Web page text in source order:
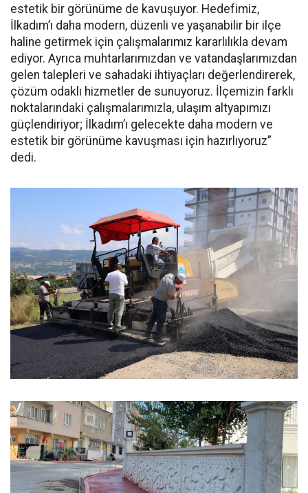
estetik bir görünüme de kavuşuyor. Hedefimiz,
İlkadım’ı daha modern, düzenli ve yaşanabilir bir ilçe
haline getirmek için çalışmalarımız kararlılıkla devam
ediyor. Ayrıca muhtarlarımızdan ve vatandaşlarımızdan
gelen talepleri ve sahadaki ihtiyaçları değerlendirerek,
çözüm odaklı hizmetler de sunuyoruz. İlçemizin farklı
noktalarındaki çalışmalarımızla, ulaşım altyapımızı
güçlendiriyor; İlkadım’ı gelecekte daha modern ve
estetik bir görünüme kavuşması için hazırlıyoruz”
dedi.